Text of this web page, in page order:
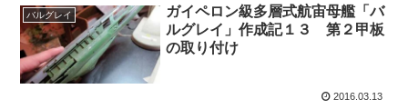
バルグレイ
ガイペロン級多層式航宙母艦「バ
ルグレイ」作成記１３ 第２甲板
の取り付け
2016.03.13